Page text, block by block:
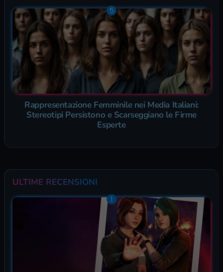
Rappresentazione Femminile nei Media Italiani:
Stereotipi Persistono e Scarseggiano le Firme
Esperte
ULTIME RECENSIONI